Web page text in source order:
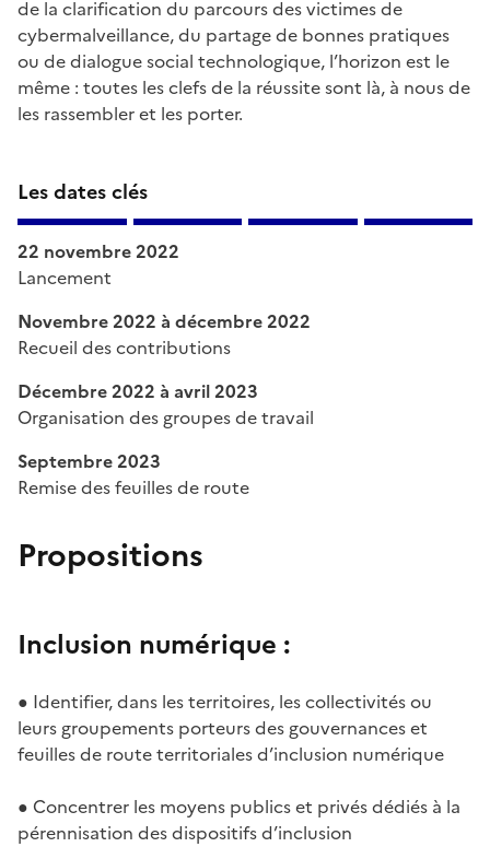
de la clarification du parcours des victimes de
cybermalveillance, du partage de bonnes pratiques
ou de dialogue social technologique, l’horizon est le
même : toutes les clefs de la réussite sont là, à nous de
les rassembler et les porter.
Les dates clés
22 novembre 2022
Lancement
Novembre 2022 à décembre 2022
Recueil des contributions
Décembre 2022 à avril 2023
Organisation des groupes de travail
Septembre 2023
Remise des feuilles de route
Propositions
Inclusion numérique :
● Identifier, dans les territoires, les collectivités ou
leurs groupements porteurs des gouvernances et
feuilles de route territoriales d’inclusion numérique
● Concentrer les moyens publics et privés dédiés à la
pérennisation des dispositifs d’inclusion